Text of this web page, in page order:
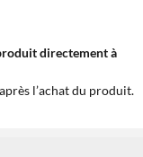
directement à
l’achat du produit.